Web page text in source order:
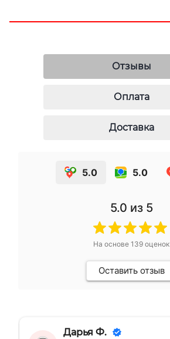
Отзывы
Оплата
Доставка
5.0 5.0
5.0 из 5
На основе 139 оценок
Оставить отзыв
Дарья Ф.